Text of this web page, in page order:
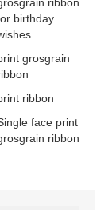
birthday
grosgrain
ribbon
face print
ribbon